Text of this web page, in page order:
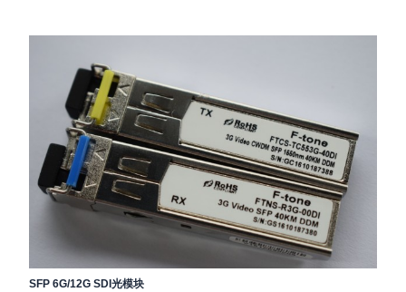
SFP 6G/12G SDI光模块